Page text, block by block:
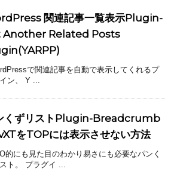
関連記事一覧表示Plugin-
Another Related Posts
で関連記事を自動で表示してくれるプ
ン、 Y ...
くずリストPlugin-Breadcrumb
をTOPには表示させない方法
的にも見た目のわかり易さにも必要なパンく
ト。 プラグイ ...